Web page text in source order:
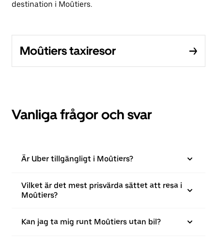
destination i Moûtiers.
Moûtiers taxiresor
Vanliga frågor och svar
Är Uber tillgängligt i Moûtiers?
Vilket är det mest prisvärda sättet att resa i
Moûtiers?
Kan jag ta mig runt Moûtiers utan bil?